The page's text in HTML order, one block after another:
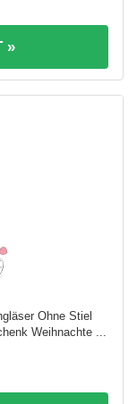
»
Ohne Stiel
Weihnachte ...